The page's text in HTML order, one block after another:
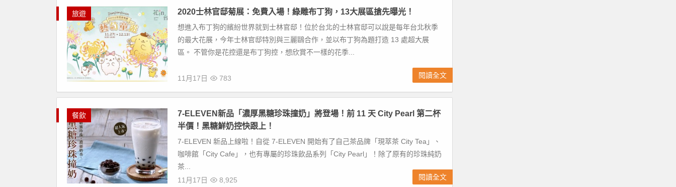
旅遊 2020士林官邸菊展：免費入場！綠雕布丁狗，13大展區搶先曝光！
想進入布丁狗的繽紛世界就到士林官邸！位於台北的士林官邸可以說是每年台北秋季
的最大花展，今年士林官邸特別與三麗鷗合作，並以布丁狗為題打造 13 處超大展
區。 不管你是花控還是布丁狗控，想欣賞不一樣的花季...
11月17日 783 閱讀全文
餐飲
7-ELEVEN新品「濃厚黑糖珍珠撞奶」將登場！前 11 天 City Pearl 第二杯
半價！黑糖鮮奶控快跟上！
7-ELEVEN 新品上線啦！自從 7-ELEVEN 開始有了自己茶品牌「現萃茶 City Tea」、
咖啡館「City Cafe」，也有專屬的珍珠飲品系列「City Pearl」！除了原有的珍珠純奶
茶...
11月17日
8,925 閱讀全文